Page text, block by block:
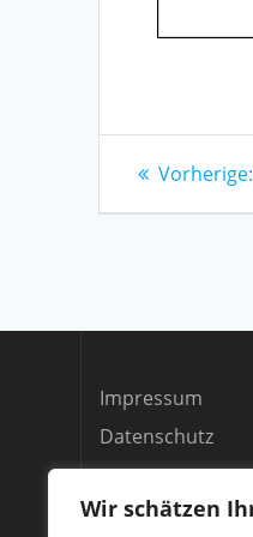
Wir schätzen
Vorherige:
Impressum
Datenschutz